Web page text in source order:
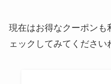
現在はお得なクーポンも
ェックしてみてください